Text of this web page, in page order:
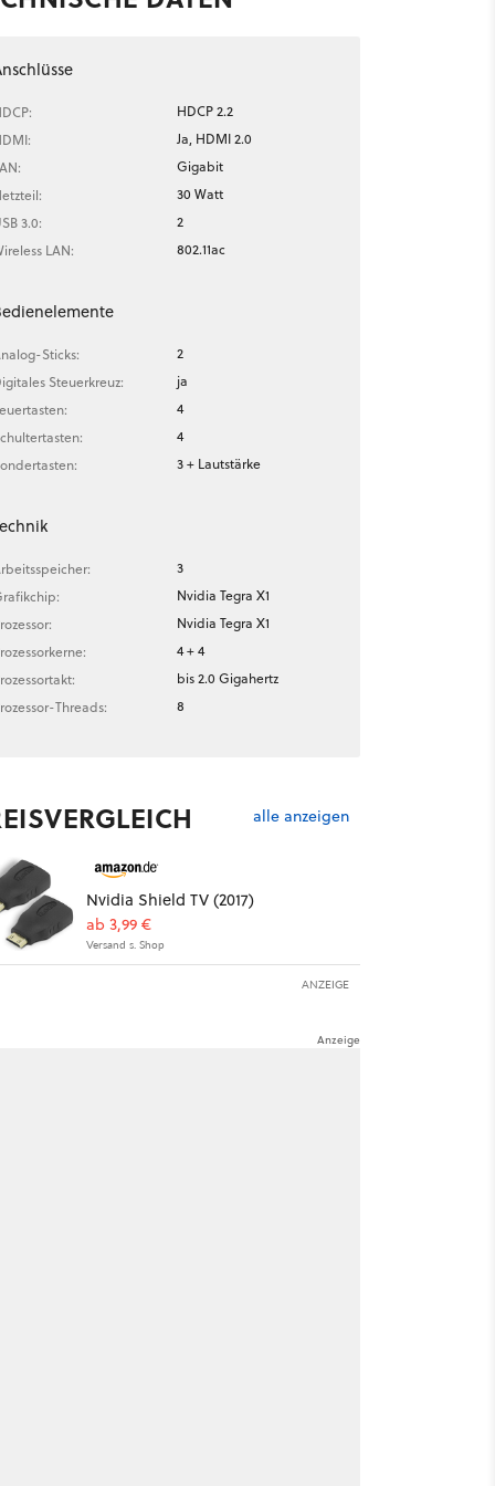
HDCP 2.2
Ja, HDMI 2.0
Gigabit
30 Watt
3.0:
2
LAN:
802.11ac
Sticks:
2
Steuerkreuz:
ja
4
4
3 + Lautstärke
3
Nvidia Tegra X1
Nvidia Tegra X1
4 + 4
bis 2.0 Gigahertz
Threads:
8
alle anzeigen
Nvidia Shield TV (2017)
ab 3,99 €
Versand s. Shop
ANZEIGE